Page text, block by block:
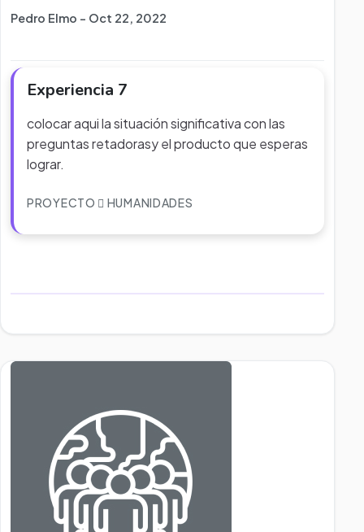
Pedro Elmo - Oct 22, 2022
Experiencia 7
colocar aqui la situación significativa con las
preguntas retadorasy el producto que esperas
lograr.
PROYECTO HUMANIDADES